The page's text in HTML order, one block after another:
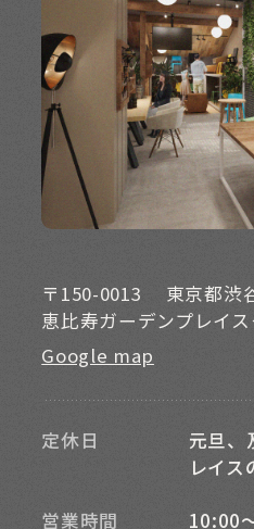
〒150-0013
東京都渋
恵比寿ガーデンプレイ
Google map
定休日
元旦、
レイス
営業時間 10:00